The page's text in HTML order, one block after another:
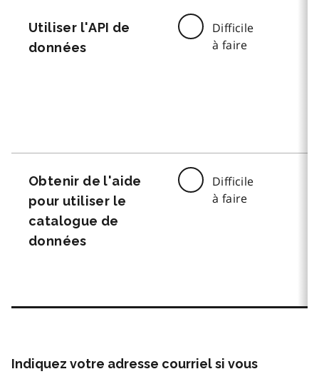
Utiliser l'API de
données
Difficile
à faire
Obtenir de l'aide
pour utiliser le
catalogue de
données
Difficile
à faire
Indiquez votre adresse courriel si vous